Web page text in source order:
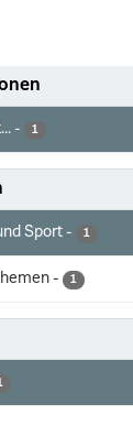
- 1
Sport - 1
- 1